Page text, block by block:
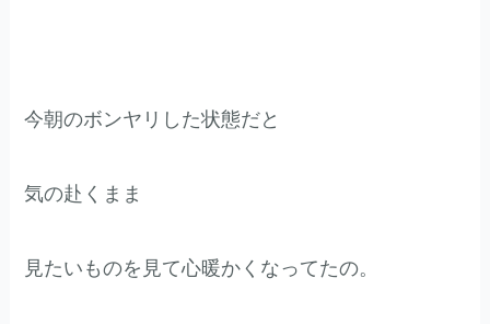
今朝のボンヤリした状態だと
気の赴くまま
見たいものを見て心暖かくなってたの。